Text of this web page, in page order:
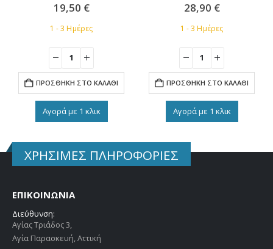
19,50 €
1 - 3 Ημέρες
ΠΡΟΣΘΉΚΗ ΣΤΟ ΚΑΛΆΘΙ
Αγορά με 1 κλικ
28,90 €
1 - 3 Ημέρες
ΠΡΟΣΘΉΚΗ ΣΤΟ ΚΑΛΆΘΙ
Αγορά με 1 κλικ
ΧΡΗΣΙΜΕΣ ΠΛΗΡΟΦΟΡΙΕΣ
ΕΠΙΚΟΙΝΩΝΙΑ
Διεύθυνση:
Αγίας Τριάδος 3,
Αγία Παρασκευή, Αττική